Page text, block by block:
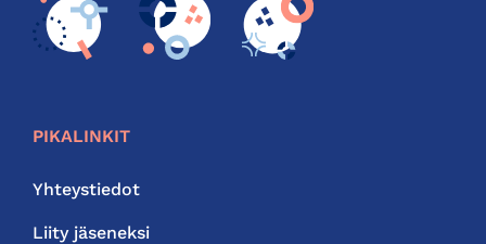
PIKALINKIT
Yhteystiedot
Liity jäseneksi